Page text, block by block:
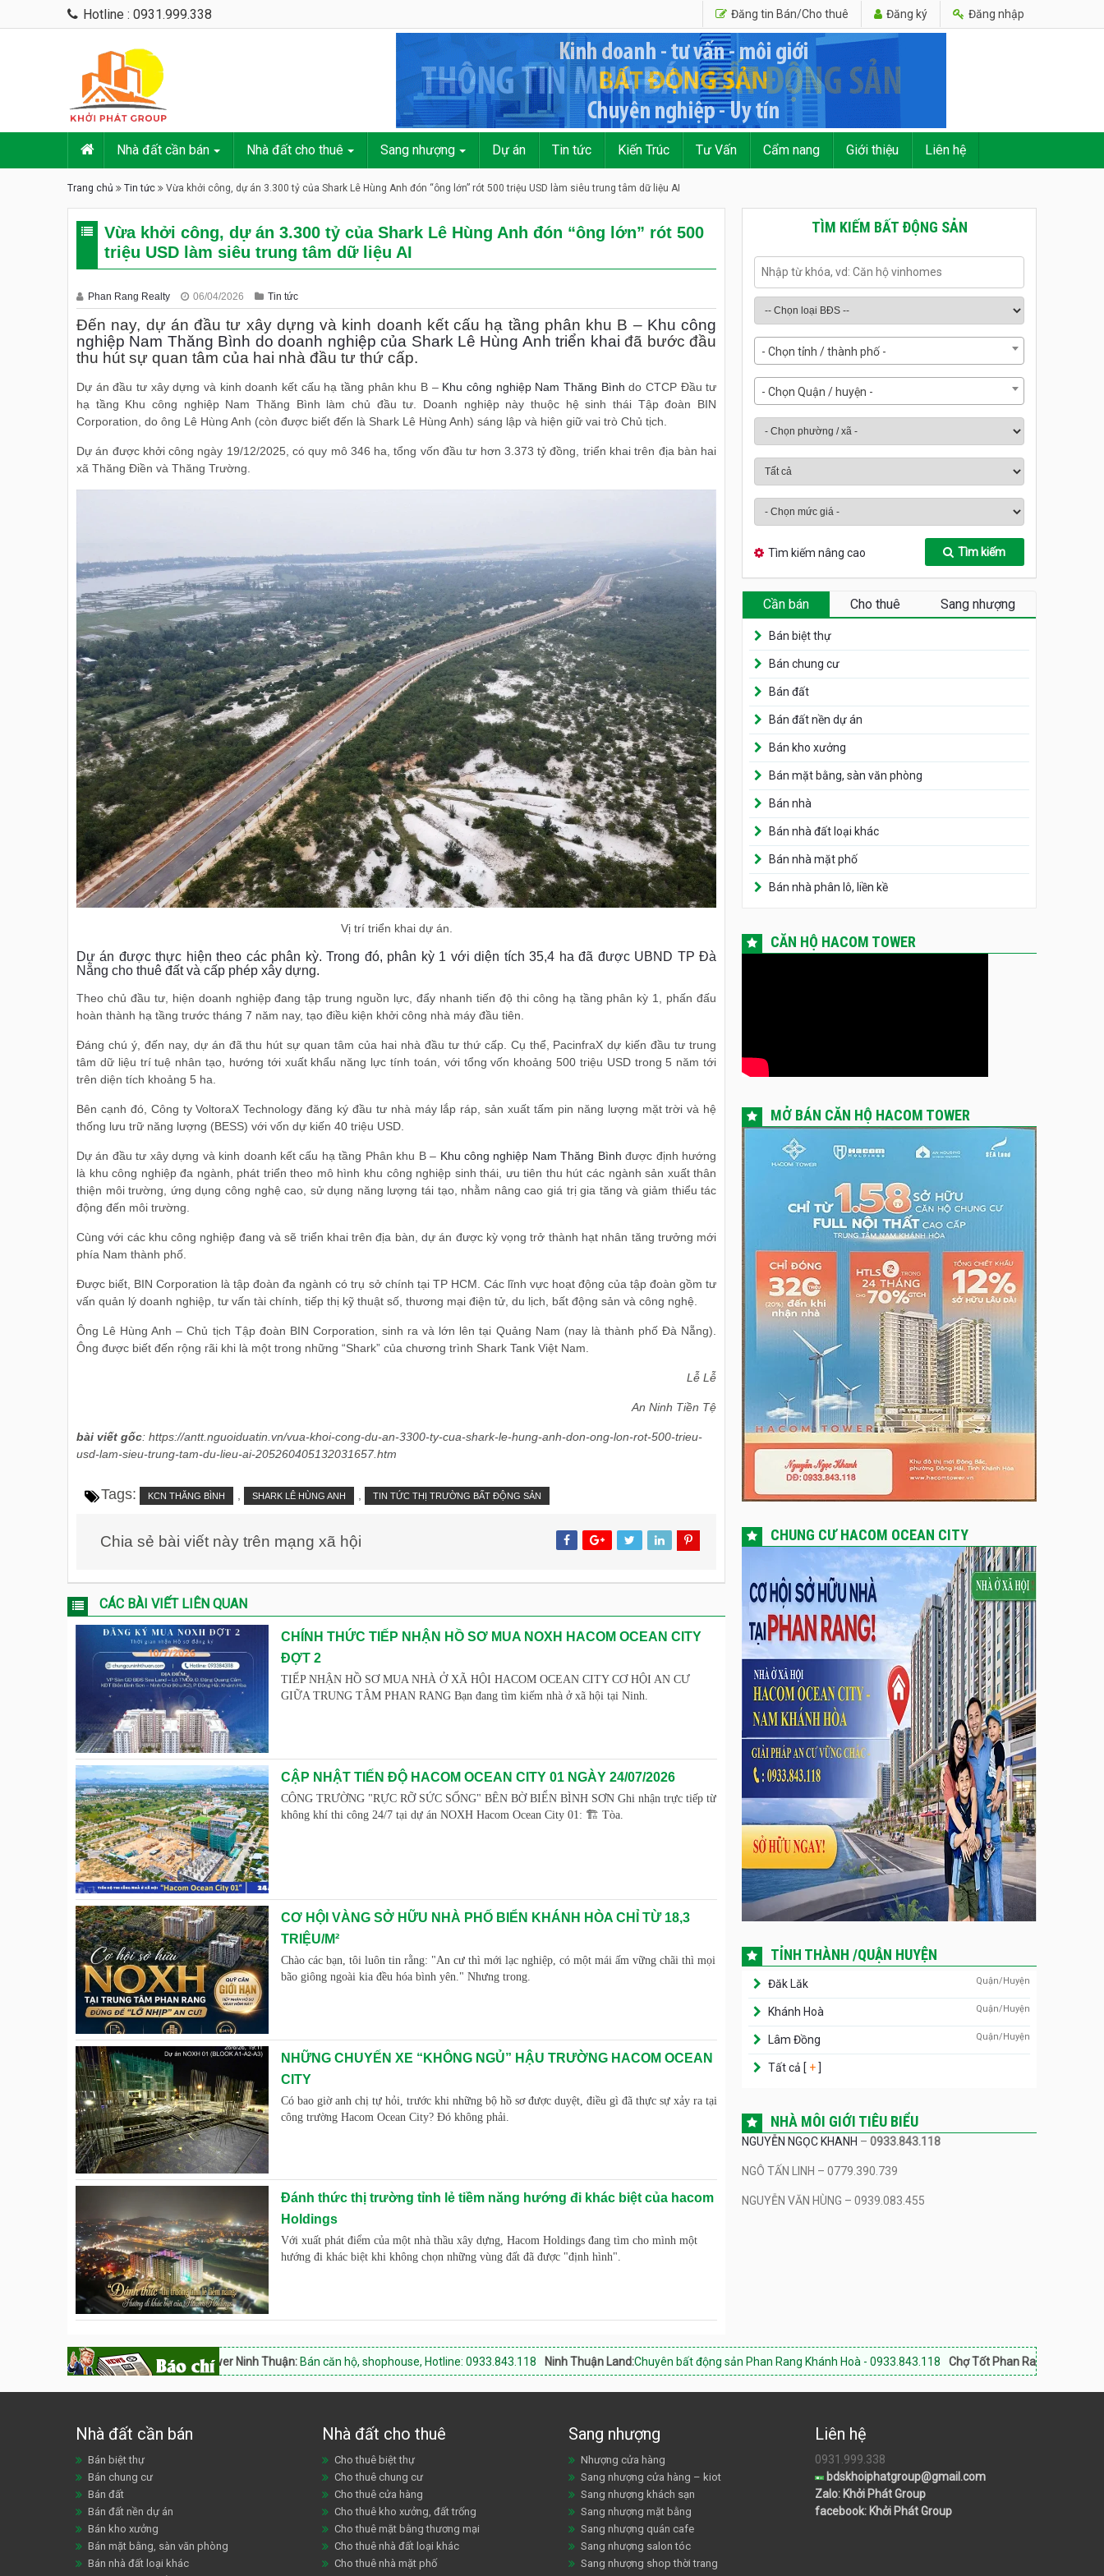
Hotline : 0931.999.338 Đăng tin Bán/Cho thuê Đăng ký Đăng nhập
Nhà đất cần bán Nhà đất cho thuê Sang nhượng Dự án Tin tức Kiến Trúc Tư Vấn Cẩm nang Giới thiệu Liên hệ
Trang chủ Tin tức Vừa khởi công, dự án 3.300 tỷ của Shark Lê Hùng Anh đón “ông lớn” rót 500 triệu USD làm siêu trung tâm dữ liệu AI
Vừa khởi công, dự án 3.300 tỷ của Shark Lê Hùng Anh đón “ông lớn” rót 500
triệu USD làm siêu trung tâm dữ liệu AI
Phan Rang Realty 06/04/2026 Tin tức
Đến nay, dự án đầu tư xây dựng và kinh doanh kết cấu hạ tầng phân khu B – Khu công
nghiệp Nam Thăng Bình do doanh nghiệp của Shark Lê Hùng Anh triển khai đã bước đầu
thu hút sự quan tâm của hai nhà đầu tư thứ cấp.
Dự án đầu tư xây dựng và kinh doanh kết cấu hạ tầng phân khu B – Khu công nghiệp Nam Thăng Bình do CTCP Đầu tư
hạ tầng Khu công nghiệp Nam Thăng Bình làm chủ đầu tư. Doanh nghiệp này thuộc hệ sinh thái Tập đoàn BIN
Corporation, do ông Lê Hùng Anh (còn được biết đến là Shark Lê Hùng Anh) sáng lập và hiện giữ vai trò Chủ tịch.
Dự án được khởi công ngày 19/12/2025, có quy mô 346 ha, tổng vốn đầu tư hơn 3.373 tỷ đồng, triển khai trên địa bàn hai
xã Thăng Điền và Thăng Trường.
Vị trí triển khai dự án.
Dự án được thực hiện theo các phân kỳ. Trong đó, phân kỳ 1 với diện tích 35,4 ha đã được UBND TP Đà
Nẵng cho thuê đất và cấp phép xây dựng.
Theo chủ đầu tư, hiện doanh nghiệp đang tập trung nguồn lực, đẩy nhanh tiến độ thi công hạ tầng phân kỳ 1, phấn đấu
hoàn thành hạ tầng trước tháng 7 năm nay, tạo điều kiện khởi công nhà máy đầu tiên.
Đáng chú ý, đến nay, dự án đã thu hút sự quan tâm của hai nhà đầu tư thứ cấp. Cụ thể, PacinfraX dự kiến đầu tư trung
tâm dữ liệu trí tuệ nhân tạo, hướng tới xuất khẩu năng lực tính toán, với tổng vốn khoảng 500 triệu USD trong 5 năm tới
trên diện tích khoảng 5 ha.
Bên cạnh đó, Công ty VoltoraX Technology đăng ký đầu tư nhà máy lắp ráp, sản xuất tấm pin năng lượng mặt trời và hệ
thống lưu trữ năng lượng (BESS) với vốn dự kiến 40 triệu USD.
Dự án đầu tư xây dựng và kinh doanh kết cấu hạ tầng Phân khu B – Khu công nghiệp Nam Thăng Bình được định hướng
là khu công nghiệp đa ngành, phát triển theo mô hình khu công nghiệp sinh thái, ưu tiên thu hút các ngành sản xuất thân
thiện môi trường, ứng dụng công nghệ cao, sử dụng năng lượng tái tạo, nhằm nâng cao giá trị gia tăng và giảm thiểu tác
động đến môi trường.
Cùng với các khu công nghiệp đang và sẽ triển khai trên địa bàn, dự án được kỳ vọng trở thành hạt nhân tăng trưởng mới
phía Nam thành phố.
Được biết, BIN Corporation là tập đoàn đa ngành có trụ sở chính tại TP HCM. Các lĩnh vực hoạt động của tập đoàn gồm tư
vấn quản lý doanh nghiệp, tư vấn tài chính, tiếp thị kỹ thuật số, thương mại điện tử, du lịch, bất động sản và công nghệ.
Ông Lê Hùng Anh – Chủ tịch Tập đoàn BIN Corporation, sinh ra và lớn lên tại Quảng Nam (nay là thành phố Đà Nẵng).
Ông được biết đến rộng rãi khi là một trong những “Shark” của chương trình Shark Tank Việt Nam.
Lễ Lễ
An Ninh Tiền Tệ
bài viết gốc: https://antt.nguoiduatin.vn/vua-khoi-cong-du-an-3300-ty-cua-shark-le-hung-anh-don-ong-lon-rot-500-trieu-
usd-lam-sieu-trung-tam-du-lieu-ai-205260405132031657.htm
Tags: KCN THĂNG BÌNH , SHARK LÊ HÙNG ANH , TIN TỨC THỊ TRƯỜNG BẤT ĐỘNG SẢN
Chia sẻ bài viết này trên mạng xã hội
CÁC BÀI VIẾT LIÊN QUAN
CHÍNH THỨC TIẾP NHẬN HỒ SƠ MUA NOXH HACOM OCEAN CITY
ĐỢT 2
TIẾP NHẬN HỒ SƠ MUA NHÀ Ở XÃ HỘI HACOM OCEAN CITY CƠ HỘI AN CƯ
GIỮA TRUNG TÂM PHAN RANG Bạn đang tìm kiếm nhà ở xã hội tại Ninh.
CẬP NHẬT TIẾN ĐỘ HACOM OCEAN CITY 01 NGÀY 24/07/2026
CÔNG TRƯỜNG "RỰC RỠ SỨC SỐNG" BÊN BỜ BIỂN BÌNH SƠN Ghi nhận trực tiếp từ
không khí thi công 24/7 tại dự án NOXH Hacom Ocean City 01: 🏗️ Tòa.
CƠ HỘI VÀNG SỞ HỮU NHÀ PHỐ BIỂN KHÁNH HÒA CHỈ TỪ 18,3
TRIỆU/M²
Chào các bạn, tôi luôn tin rằng: "An cư thì mới lạc nghiệp, có một mái ấm vững chãi thì mọi
bão giông ngoài kia đều hóa bình yên." Nhưng trong.
NHỮNG CHUYẾN XE “KHÔNG NGỦ” HẬU TRƯỜNG HACOM OCEAN
CITY
Có bao giờ anh chị tự hỏi, trước khi những bộ hồ sơ được duyệt, điều gì đã thực sự xảy ra tại
công trường Hacom Ocean City? Đó không phải.
Đánh thức thị trường tỉnh lẻ tiềm năng hướng đi khác biệt của hacom
Holdings
Với xuất phát điểm của một nhà thầu xây dựng, Hacom Holdings đang tìm cho mình một
hướng đi khác biệt khi không chọn những vùng đất đã được "định hình".
TÌM KIẾM BẤT ĐỘNG SẢN
- Chọn tỉnh / thành phố -
- Chọn Quận / huyện -
Tìm kiếm nâng cao Tìm kiếm
Cần bán Cho thuê Sang nhượng
Bán biệt thự
Bán chung cư
Bán đất
Bán đất nền dự án
Bán kho xưởng
Bán mặt bằng, sàn văn phòng
Bán nhà
Bán nhà đất loại khác
Bán nhà mặt phố
Bán nhà phân lô, liền kề
CĂN HỘ HACOM TOWER
MỞ BÁN CĂN HỘ HACOM TOWER
CHUNG CƯ HACOM OCEAN CITY
TỈNH THÀNH /QUẬN HUYỆN
Đăk Lăk Quận/Huyện
Khánh Hoà Quận/Huyện
Lâm Đồng Quận/Huyện
Tất cả [ +]
NHÀ MÔI GIỚI TIÊU BIỂU
NGUYỄN NGỌC KHANH –0933.843.118
NGÔ TẤN LINH – 0779.390.739
NGUYỄN VĂN HÙNG – 0939.083.455
Hacom Tower Ninh Thuận:Bán căn hộ, shophouse, Hotline: 0933.843.118 Ninh Thuận Land:Chuyên bất động sản Phan Rang Khánh Hoà - 0933.843.118 Chợ Tốt Phan Rang:CHUYÊN DỊCH VỤ BẤT
Nhà đất cần bán
Bán biệt thự
Bán chung cư
Bán đất
Bán đất nền dự án
Bán kho xưởng
Bán mặt bằng, sàn văn phòng
Bán nhà đất loại khác
Nhà đất cho thuê
Cho thuê biệt thự
Cho thuê chung cư
Cho thuê cửa hàng
Cho thuê kho xưởng, đất trống
Cho thuê mặt bằng thương mại
Cho thuê nhà đất loại khác
Cho thuê nhà mặt phố
Sang nhượng
Nhượng cửa hàng
Sang nhượng cửa hàng – kiot
Sang nhượng khách sạn
Sang nhượng mặt bằng
Sang nhượng quán cafe
Sang nhượng salon tóc
Sang nhượng shop thời trang
Liên hệ
0931.999.338
bdskhoiphatgroup@gmail.com
Zalo: Khởi Phát Group
facebook: Khởi Phát Group